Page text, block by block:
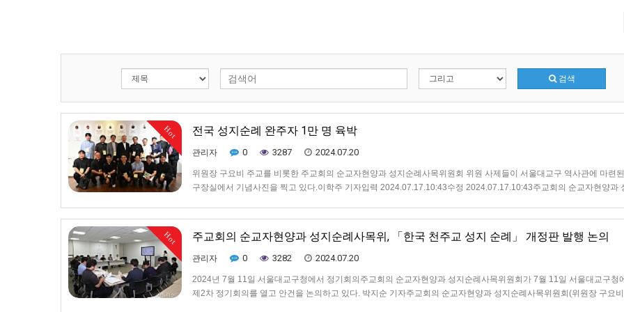
검색
Hot 전국 성지순례 완주자 1만 명 육박
관리자 0 3287 2024.07.20
위원장 구요비 주교를 비롯한 주교회의 순교자현양과 성지순례사목위원회 위원 사제들이 서울대교구 역사관에 마련
구장실에서 기념사진을 찍고 있다.이학주 기자입력 2024.07.17.10:43수정 2024.07.17.10:43주교회의 순교자현양과
Hot 주교회의 순교자현양과 성지순례사목위, 「한국 천주교 성지 순례」 개정판 발행 논의
관리자 0 3282 2024.07.20
2024년 7월 11일 서울대교구청에서 정기회의주교회의 순교자현양과 성지순례사목위원회가 7월 11일 서울대교구청
제2차 정기회의를 열고 안건을 논의하고 있다. 박지순 기자주교회의 순교자현양과 성지순례사목위원회(위원장 구요